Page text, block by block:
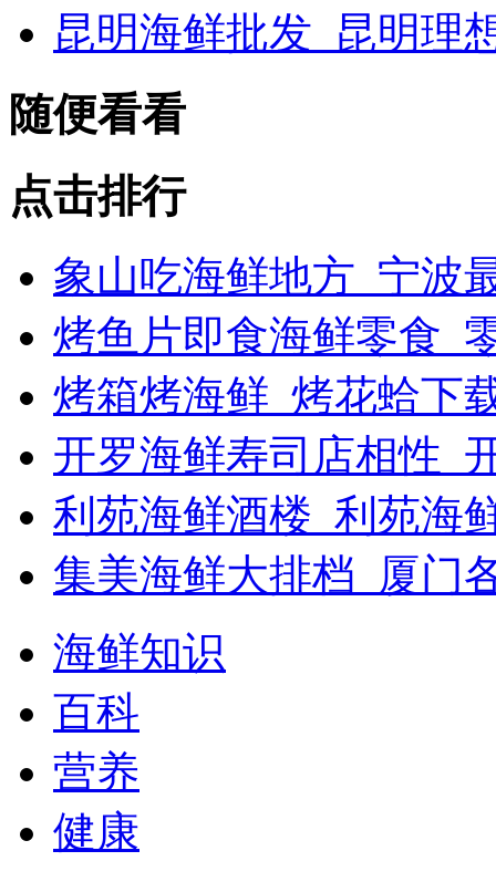
昆明海鲜批发_昆明理
随便看看
点击排行
象山吃海鲜地方_宁波
烤鱼片即食海鲜零食_
烤箱烤海鲜_烤花蛤下
开罗海鲜寿司店相性_
利苑海鲜酒楼_利苑海
集美海鲜大排档_厦门
海鲜知识
百科
营养
健康